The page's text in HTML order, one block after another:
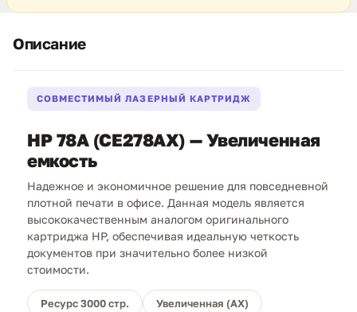
Описание
СОВМЕСТИМЫЙ ЛАЗЕРНЫЙ КАРТРИДЖ
HP 78A (CE278AX) — Увеличенная
емкость
Надежное и экономичное решение для повседневной
плотной печати в офисе. Данная модель является
высококачественным аналогом оригинального
картриджа HP, обеспечивая идеальную четкость
документов при значительно более низкой
стоимости.
Ресурс 3000 стр. Увеличенная (AX)